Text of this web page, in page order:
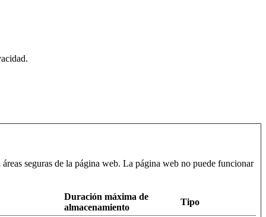
seguras de la página web. La página web no puede funcionar
Duración máxima de
almacenamiento
Tipo